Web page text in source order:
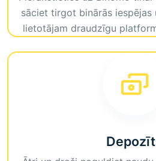
sāciet tirgot binārās iespējas
lietotājam draudzīgu
līmeņiem.